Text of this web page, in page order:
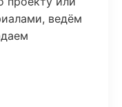
ведём